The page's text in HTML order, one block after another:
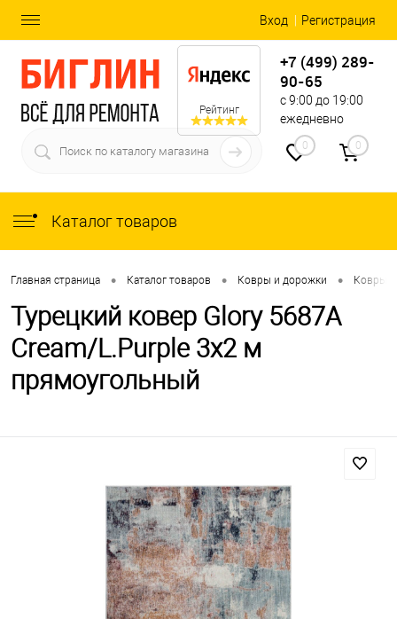
Вход Регистрация
Рейтинг
+7 (499) 289-
90-65
с 9:00 до 19:00
ежедневно
0 0
Каталог товаров
Главная страница • Каталог товаров • Ковры и дорожки • Ковры
Турецкий ковер Glory 5687A
Cream/L.Purple 3x2 м
прямоугольный